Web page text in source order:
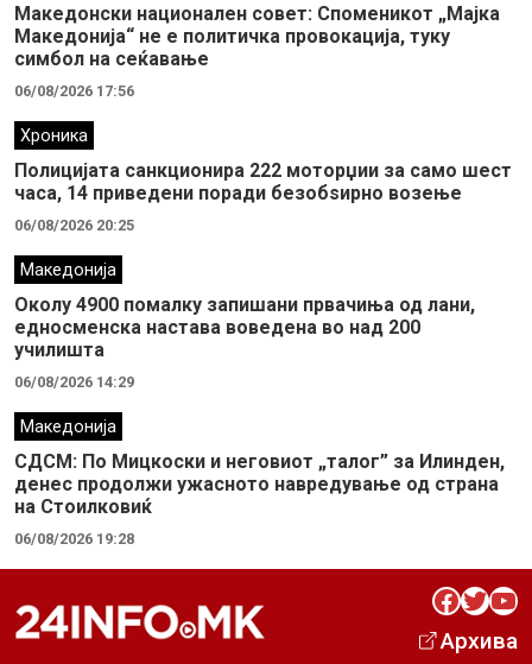
Македонски национален совет: Споменикот „Мајка
Македонија“ не е политичка провокација, туку
симбол на сеќавање
06/08/2026 17:56
Хроника
Полицијата санкционира 222 моторџии за само шест
часа, 14 приведени поради безобѕирно возење
06/08/2026 20:25
Македонија
Околу 4900 помалку запишани првачиња од лани,
едносменска настава воведена во над 200
училишта
06/08/2026 14:29
Македонија
СДСМ: По Мицкоски и неговиот „талог” за Илинден,
денес продолжи ужасното навредување од страна
на Стоилковиќ
06/08/2026 19:28
Facebook Twitter YouTube
Архива